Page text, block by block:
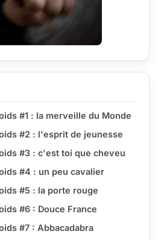
#1 : la merveille du Monde
#2 : l'esprit de jeunesse
#3 : c'est toi que cheveu
#4 : un peu cavalier
#5 : la porte rouge
#6 : Douce France
#7 : Abbacadabra